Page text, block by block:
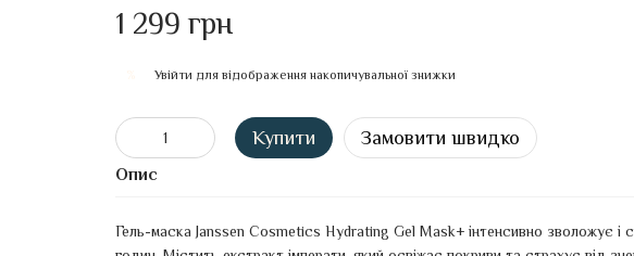
1 299 грн
Увійти для відображення накопичувальної знижки
Купити Замовити швидко
Опис
Гель-маска Janssen Cosmetics Hydrating Gel Mask+ інтенсивно зволожує і